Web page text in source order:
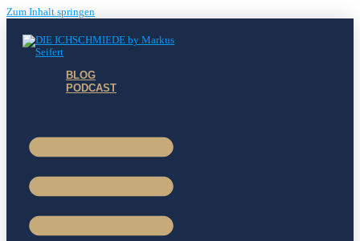
Zum Inhalt springen
BLOG
PODCAST